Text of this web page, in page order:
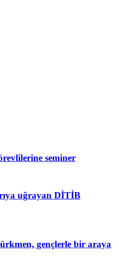
seminer
uğrayan DİTİB
gençlerle bir araya